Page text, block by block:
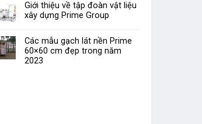
Giới thiệu về tập đoàn vật liệu
xây dựng Prime Group
Các mẫu gạch lát nền Prime
60×60 cm đẹp trong năm
2023